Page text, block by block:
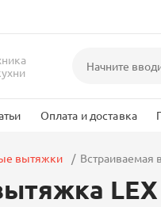
Оплата и доставка
вытяжки Встраиваемая